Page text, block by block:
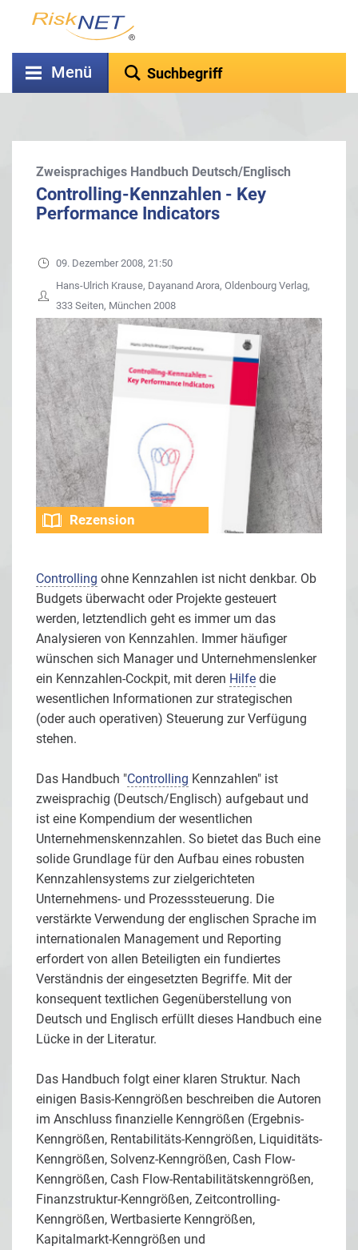
Menü
Zweisprachiges Handbuch Deutsch/Englisch
Controlling-Kennzahlen - Key
Performance Indicators
09. Dezember 2008, 21:50
Hans-Ulrich Krause, Dayanand Arora, Oldenbourg Verlag,
333 Seiten, München 2008
Rezension
Controlling ohne Kennzahlen ist nicht denkbar. Ob
Budgets überwacht oder Projekte gesteuert
werden, letztendlich geht es immer um das
Analysieren von Kennzahlen. Immer häufiger
wünschen sich Manager und Unternehmenslenker
ein Kennzahlen-Cockpit, mit deren Hilfe die
wesentlichen Informationen zur strategischen
(oder auch operativen) Steuerung zur Verfügung
stehen.
Das Handbuch "Controlling Kennzahlen" ist
zweisprachig (Deutsch/Englisch) aufgebaut und
ist eine Kompendium der wesentlichen
Unternehmenskennzahlen. So bietet das Buch eine
solide Grundlage für den Aufbau eines robusten
Kennzahlensystems zur zielgerichteten
Unternehmens- und Prozesssteuerung. Die
verstärkte Verwendung der englischen Sprache im
internationalen Management und Reporting
erfordert von allen Beteiligten ein fundiertes
Verständnis der eingesetzten Begriffe. Mit der
konsequent textlichen Gegenüberstellung von
Deutsch und Englisch erfüllt dieses Handbuch eine
Lücke in der Literatur.
Das Handbuch folgt einer klaren Struktur. Nach
einigen Basis-Kenngrößen beschreiben die Autoren
im Anschluss finanzielle Kenngrößen (Ergebnis-
Kenngrößen, Rentabilitäts-Kenngrößen, Liquiditäts-
Kenngrößen, Solvenz-Kenngrößen, Cash Flow-
Kenngrößen, Cash Flow-Rentabilitätskenngrößen,
Finanzstruktur-Kenngrößen, Zeitcontrolling-
Kenngrößen, Wertbasierte Kenngrößen,
Kapitalmarkt-Kenngrößen und